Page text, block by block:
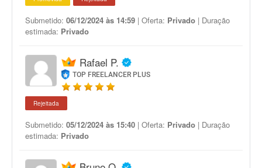
Submetido: 06/12/2024 às 14:59 | Oferta: Privado | Duração
estimada: Privado
Rafael P.
TOP FREELANCER PLUS
Rejeitada
Submetido: 05/12/2024 às 15:40 | Oferta: Privado | Duração
estimada: Privado